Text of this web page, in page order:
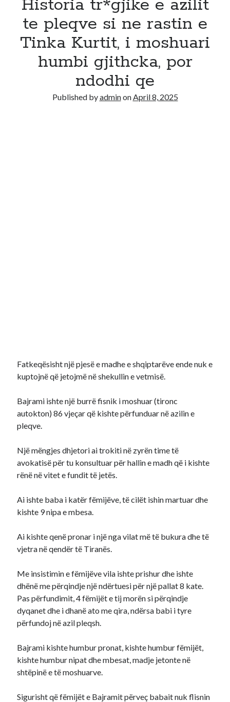
Historia tr*gjike e azilit
te pleqve si ne rastin e
Tinka Kurtit, i moshuari
humbi gjithcka, por
ndodhi qe
Published byadminonApril 8, 2025
Fatkeqësisht një pjesë e madhe e shqiptarëve ende nuk e
kuptojnë që jetojmë në shekullin e vetmisë.
Bajrami ishte një burrë fisnik i moshuar (tironc
autokton) 86 vjeçar që kishte përfunduar në azilin e
pleqve.
Një mëngjes dhjetori ai trokiti në zyrën time të
avokatisë për tu konsultuar për hallin e madh që i kishte
rënë në vitet e fundit të jetës.
Ai ishte baba i katër fëmijëve, të cilët ishin martuar dhe
kishte 9 nipa e mbesa.
Ai kishte qenë pronar i një nga vilat më të bukura dhe të
vjetra në qendër të Tiranës.
Me insistimin e fëmijëve vila ishte prishur dhe ishte
dhënë me përqindje një ndërtuesi për një pallat 8 kate.
Pas përfundimit, 4 fëmijët e tij morën si përqindje
dyqanet dhe i dhanë ato me qira, ndërsa babi i tyre
përfundoj në azil pleqsh.
Bajrami kishte humbur pronat, kishte humbur fëmijët,
kishte humbur nipat dhe mbesat, madje jetonte në
shtëpinë e të moshuarve.
Sigurisht që fëmijët e Bajramit përveç babait nuk flisnin